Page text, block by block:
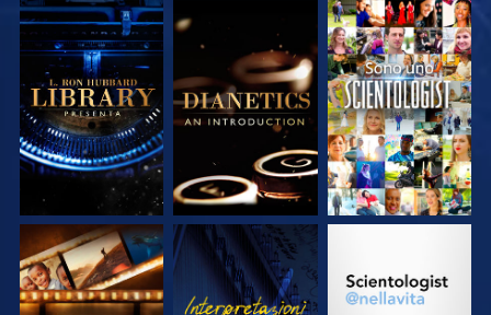
ESPLORA LE
SERIE
ESPLORA LE
SERIE
GUARDA
ESPLORA LE
GUARDA
ESPLORA LE